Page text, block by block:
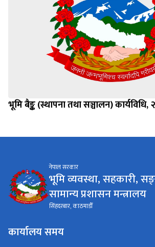
भूमि बैङ्क (स्थापना तथा सञ्चालन) कार्यविधि,
नेपाल सरकार
भूमि व्यवस्था, सहकारी,
सामान्य प्रशासन मन्त्रालय
सिंहदरबार, काठमाडौँ
कार्यालय समय